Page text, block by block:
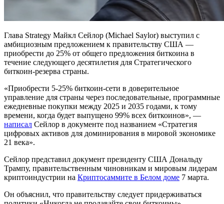
Глава Strategy Майкл Сейлор (Michael Saylor) выступил с
амбициозным предложением к правительству США —
приобрести до 25% от общего предложения биткоина в
течение следующего десятилетия для Стратегического
биткоин-резерва страны.
«Приобрести 5-25% биткоин-сети в доверительное
управление для страны через последовательные, программные
ежедневные покупки между 2025 и 2035 годами, к тому
времени, когда будет выпущено 99% всех биткоинов», —
написал Сейлор в документе под названием «Стратегия
цифровых активов для доминирования в мировой экономике
21 века».
Сейлор представил документ президенту США Дональду
Трампу, правительственным чиновникам и мировым лидерам
криптоиндустрии на Криптосаммите в Белом доме 7 марта.
Он объяснил, что правительству следует придерживаться